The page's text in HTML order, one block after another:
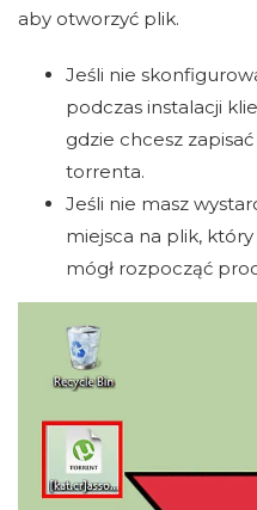
aby otworzyć plik.
Jeśli nie
podczas instalacji
gdzie chcesz
torrenta.
Jeśli nie masz
miejsca na plik,
mógł rozpocząć